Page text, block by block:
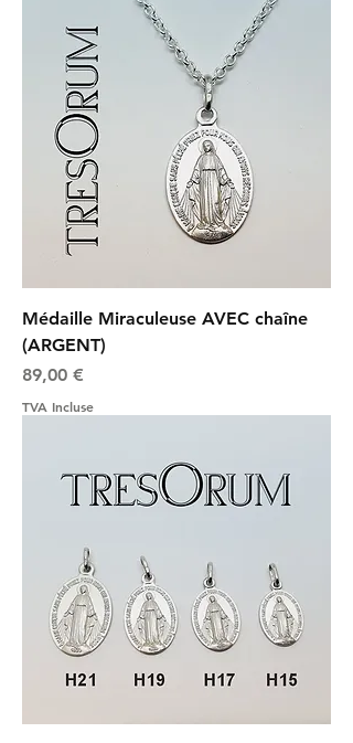
Médaille Miraculeuse AVEC chaîne
(ARGENT)
Prix
89,00 €
TVA Incluse